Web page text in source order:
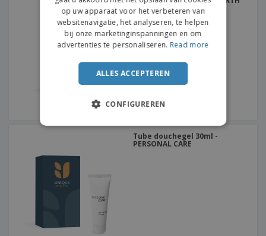
COLLECTION
Tube douchegel 30ml -
PERSONAL CARE
op uw apparaat voor het verbeteren van
websitenavigatie, het analyseren, te helpen
bij onze marketinginspanningen en om
advertenties te personaliseren. Read more
ALLES ACCEPTEREN
CONFIGUREREN